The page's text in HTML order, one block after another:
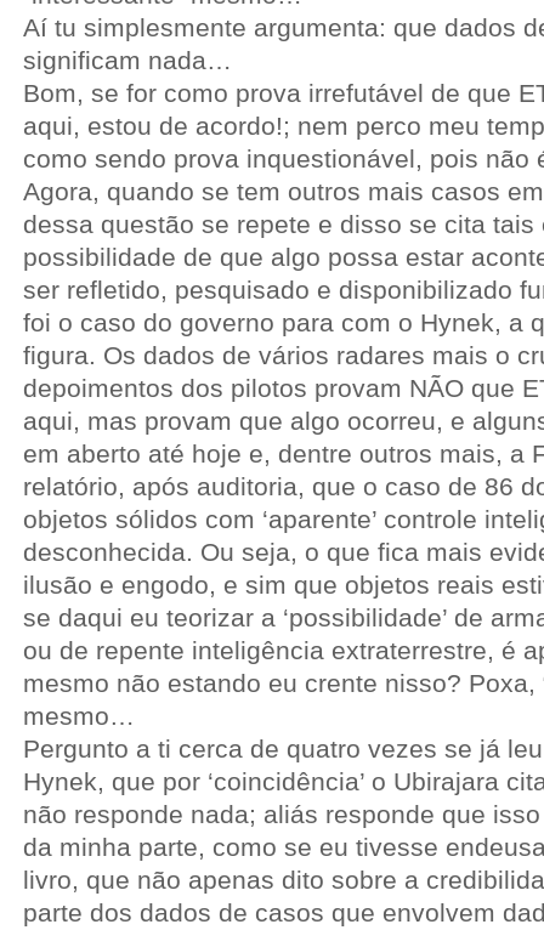
Aí tu simplesmente argumenta: que dados
significam nada…
Bom, se for como prova irrefutável de que
aqui, estou de acordo!; nem perco meu
como sendo prova inquestionável, pois não
Agora, quando se tem outros mais casos
dessa questão se repete e disso se cita tais
possibilidade de que algo possa estar
ser refletido, pesquisado e disponibilizado
foi o caso do governo para com o Hynek, a
figura. Os dados de vários radares mais o
depoimentos dos pilotos provam NÃO que
aqui, mas provam que algo ocorreu, e
em aberto até hoje e, dentre outros mais, a
relatório, após auditoria, que o caso de 86
objetos sólidos com ‘aparente’ controle
desconhecida. Ou seja, o que fica mais
ilusão e engodo, e sim que objetos reais
se daqui eu teorizar a ‘possibilidade’ de
ou de repente inteligência extraterrestre, é
mesmo não estando eu crente nisso? Poxa,
mesmo…
Pergunto a ti cerca de quatro vezes se já
Hynek, que por ‘coincidência’ o Ubirajara
não responde nada; aliás responde que
da minha parte, como se eu tivesse
livro, que não apenas dito sobre a
parte dos dados de casos que envolvem